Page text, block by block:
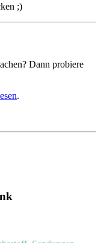
;)
Dann probiere
.